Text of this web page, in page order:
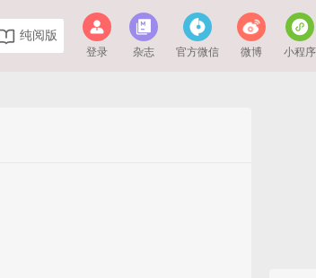
纯阅版
登录 杂志 官方微信 微博 小程序